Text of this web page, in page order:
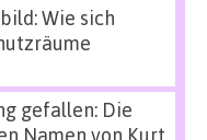
Wie sich
gefallen: Die
Namen von Kurt